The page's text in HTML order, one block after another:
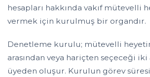
hesapları hakkında vakıf mütevelli
vermek için kurulmuş bir organdır.
Denetleme kurulu; mütevelli
arasından veya hariçten seçeceği
üyeden oluşur. Kurulun görev süresi